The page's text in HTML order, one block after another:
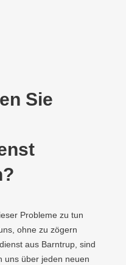
Sie
Probleme zu tun
ohne zu zögern
aus Barntrup, sind
uns über jeden neuen